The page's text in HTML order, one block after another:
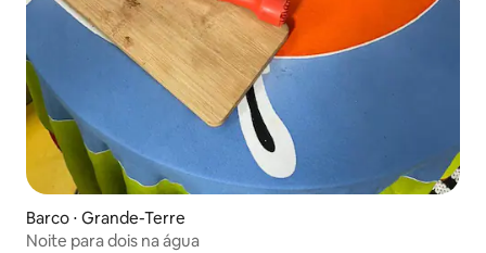
Barco ⋅ Grande-Terre
Noite para dois na água